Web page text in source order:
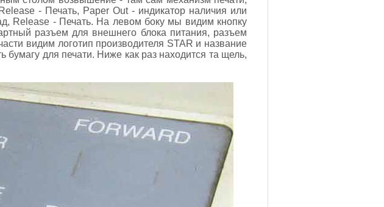
- Печать, Paper Out - индикатор наличия или
Release - Печать. На левом боку мы видим кнопку
разъем для внешнего блока питания, разъем
видим логотип производителя STAR и название
бумагу для печати. Ниже как раз находится та щель,